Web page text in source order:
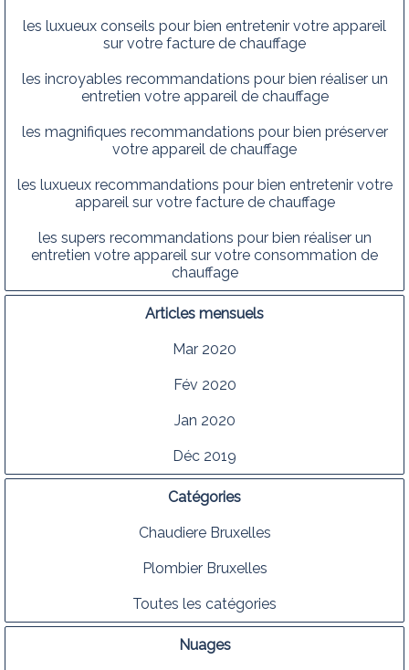
les luxueux conseils pour bien entretenir votre appareil
sur votre facture de chauffage
les incroyables recommandations pour bien réaliser un
entretien votre appareil de chauffage
les magnifiques recommandations pour bien préserver
votre appareil de chauffage
les luxueux recommandations pour bien entretenir votre
appareil sur votre facture de chauffage
les supers recommandations pour bien réaliser un
entretien votre appareil sur votre consommation de
chauffage
Articles mensuels
Mar 2020
Fév 2020
Jan 2020
Déc 2019
Catégories
Chaudiere Bruxelles
Plombier Bruxelles
Toutes les catégories
Nuages